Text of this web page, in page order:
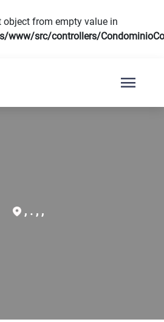
object from empty value in
www/src/controllers/
menu
, . , ,